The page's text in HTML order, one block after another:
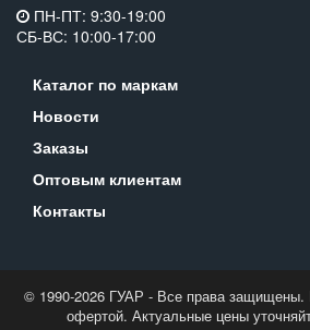
ПН-ПТ: 9:30-19:00
СБ-ВС: 10:00-17:00
Каталог по маркам
Новости
Заказы
Оптовым клиентам
Контакты
© 1990-2026 ГУАР - Все права защищены.
офертой. Актуальные цены